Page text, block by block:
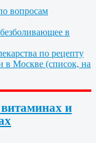
вопросам
в
по рецепту
в Москве (список, на
и